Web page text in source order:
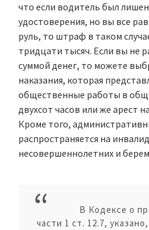
что если водитель был
удостоверения, но вы все
руль, то штраф в таком
тридцати тысяч. Если вы не
суммой денег, то можете
наказания, которая
общественные работы в
двухсот часов или же арест
Кроме того,
распространяется на
несовершеннолетних и
В Кодексе о
части 1 ст. 12.7,